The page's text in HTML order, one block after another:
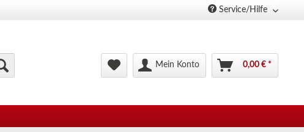
Service/Hilfe
Mein Konto 0,00 € *